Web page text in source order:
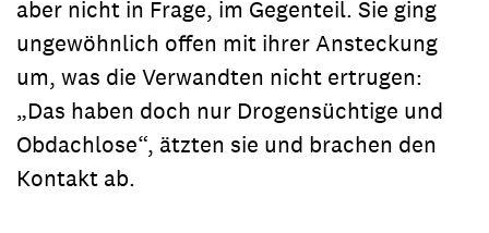
aber nicht in Frage, im Gegenteil. Sie ging
ungewöhnlich offen mit ihrer Ansteckung
um, was die Verwandten nicht ertrugen:
„Das haben doch nur Drogensüchtige und
Obdachlose“, ätzten sie und brachen den
Kontakt ab.